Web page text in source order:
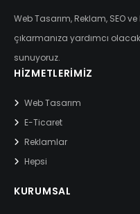
Web Tasarım, Reklam, SEO
çıkarmanıza yardımcı olacak
sunuyoruz.
HIZMETLERIMIZ
Web Tasarım
E-Ticaret
Reklamlar
Hepsi
KURUMSAL